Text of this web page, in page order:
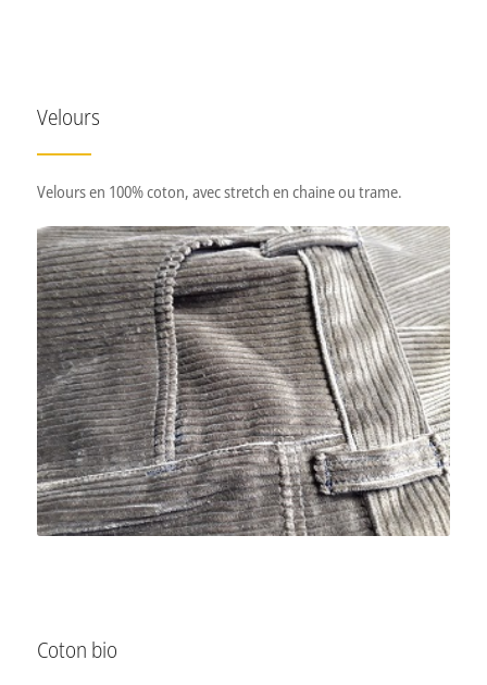
Velours
Velours en 100% coton, avec stretch en chaine ou trame.